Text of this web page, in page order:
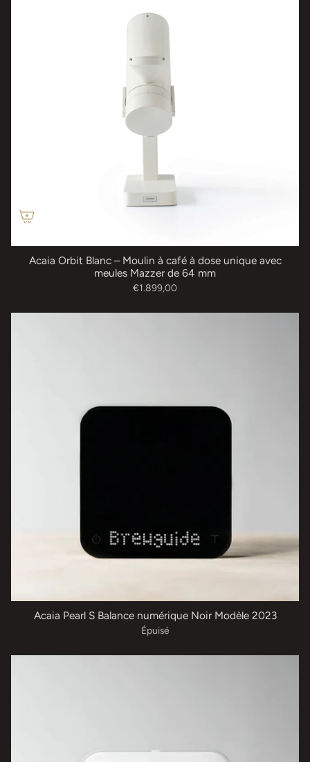
Acaia Orbit Blanc – Moulin à café à dose unique avec
meules Mazzer de 64 mm
€1.899,00
Acaia Pearl S Balance numérique Noir Modèle 2023
Épuisé